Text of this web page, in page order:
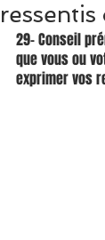
ressentis
29- Conseil
que vous ou
exprimer vos